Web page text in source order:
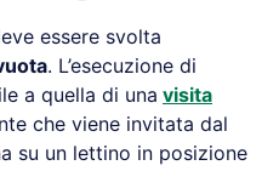
essere svolta
. L’esecuzione di
a quella di una visita
che viene invitata dal
su un lettino in posizione